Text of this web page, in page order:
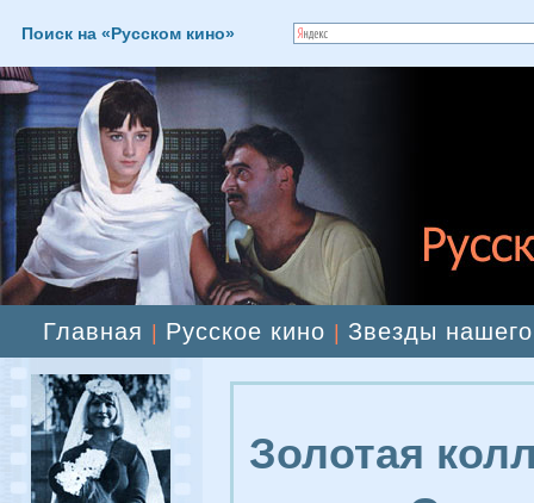
Поиск на «Русском кино»
Главная Русское кино Звезды
Золотая